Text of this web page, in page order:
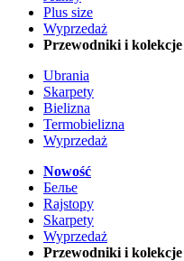
Plus size
Wyprzedaż
Przewodniki i kolekcje
Ubrania
Skarpety
Bielizna
Termobielizna
Wyprzedaż
Nowość
Белье
Rajstopy
Skarpety
Wyprzedaż
Przewodniki i kolekcje